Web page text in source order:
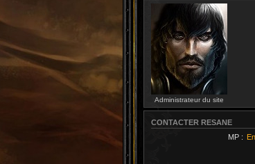
Administrateur du site
CONTACTER RESANE
MP :